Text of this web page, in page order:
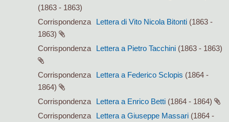
(1863 - 1863)
Corrispondenza
Lettera di Vito Nicola Bitonti (1863 -
1863)
Corrispondenza
Lettera a Pietro Tacchini (1863 - 1863)
Corrispondenza Lettera a Federico Sclopis (1864 -
1864)
Corrispondenza
Lettera a Enrico Betti (1864 - 1864)
Corrispondenza
Lettera a Giuseppe Massari (1864 -